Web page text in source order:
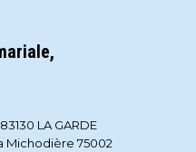
LA GARDE
Michodière 75002